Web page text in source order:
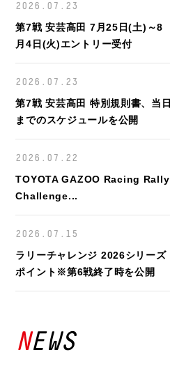
2026.07.23
第7戦 安芸高田 7月25日(土)～8
月4日(火)エントリー受付
2026.07.23
第7戦 安芸高田 特別規則書、当日
までのスケジュールを公開
2026.07.22
TOYOTA GAZOO Racing Rally
Challenge...
2026.07.15
ラリーチャレンジ 2026シリーズ
ポイント※第6戦終了時を公開
NEWS